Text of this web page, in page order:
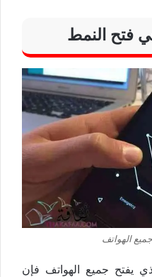
فتح النمط
الهواتف
يفتح جميع الهواتف فإن